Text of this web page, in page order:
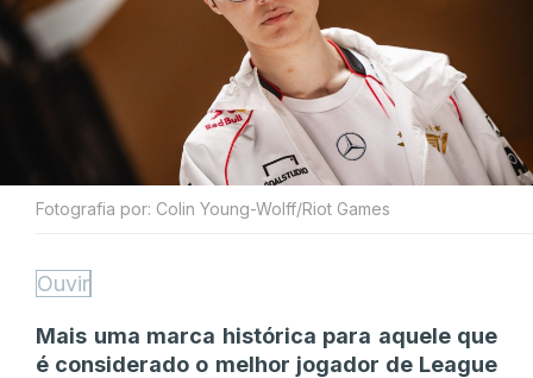
Fotografia por: Colin Young-Wolff/Riot Games
Ouvir
Mais uma marca histórica para aquele que
é considerado o melhor jogador de League